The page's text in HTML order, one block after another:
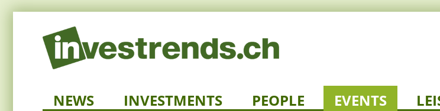
NEWS INVESTMENTS PEOPLE EVENTS